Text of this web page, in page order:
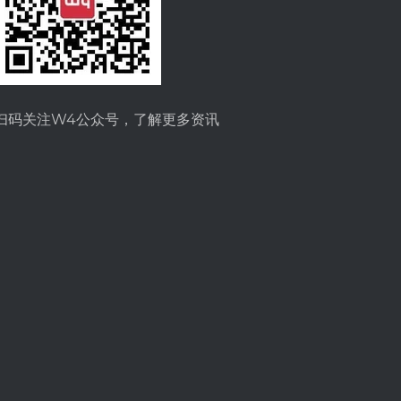
码关注W4公众号，了解更多资讯